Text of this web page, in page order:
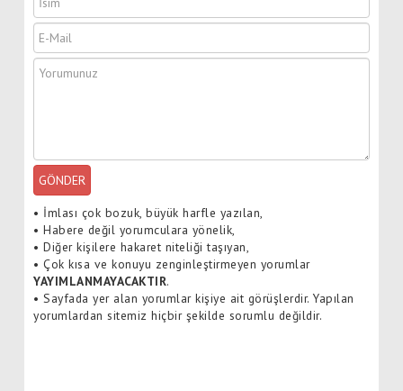
GÖNDER
• İmlası çok bozuk, büyük harfle yazılan,
• Habere değil yorumculara yönelik,
• Diğer kişilere hakaret niteliği taşıyan,
• Çok kısa ve konuyu zenginleştirmeyen yorumlar
YAYIMLANMAYACAKTIR.
• Sayfada yer alan yorumlar kişiye ait görüşlerdir. Yapılan
yorumlardan sitemiz hiçbir şekilde sorumlu değildir.